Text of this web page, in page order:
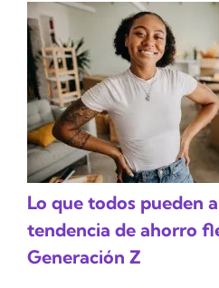
Lo que todos pueden
tendencia de ahorro
Generación Z